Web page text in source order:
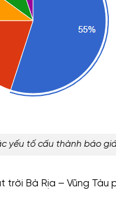
yếu tố cấu thành báo
Bà Rịa – Vũng Tàu